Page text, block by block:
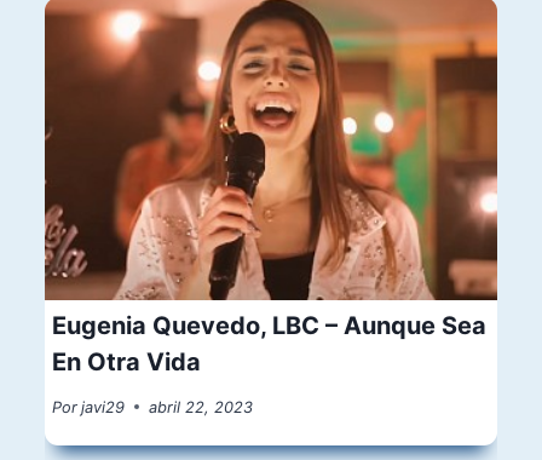
Eugenia Quevedo, LBC – Aunque Sea
En Otra Vida
Por javi29 abril 22, 2023